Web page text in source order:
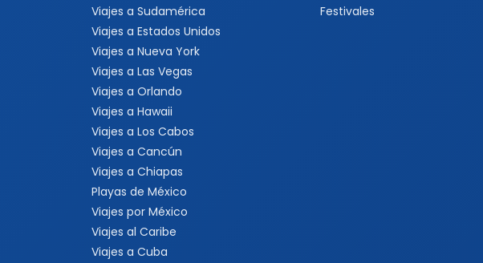
Viajes a Sudamérica
Viajes a Estados Unidos
Viajes a Nueva York
Viajes a Las Vegas
Viajes a Orlando
Viajes a Hawaii
Viajes a Los Cabos
Viajes a Cancún
Viajes a Chiapas
Playas de México
Viajes por México
Viajes al Caribe
Viajes a Cuba
Festivales